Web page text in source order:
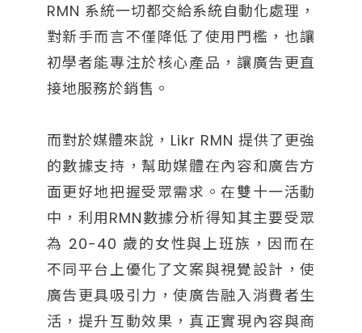
RMN 系統一切都交給系統自動化處理，
對新手而言不僅降低了使用門檻，也讓
初學者能專注於核心產品，讓廣告更直
接地服務於銷售。
而對於媒體來說，Likr RMN 提供了更強
的數據支持，幫助媒體在內容和廣告方
面更好地把握受眾需求。在雙十一活動
中，利用RMN數據分析得知其主要受眾
為 20-40 歲的女性與上班族，因而在
不同平台上優化了文案與視覺設計，使
廣告更具吸引力，使廣告融入消費者生
活，提升互動效果，真正實現內容與商